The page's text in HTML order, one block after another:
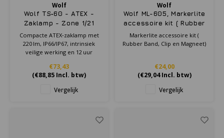
Wolf
Wolf TS‑60 - ATEX -
Zaklamp - Zone 1/21
Compacte ATEX‑zaklamp met
220 lm, IP66/IP67, intrinsiek
veilige werking en 12 uur
€73,43
(€88,85 Incl. btw)
Vergelijk
Wolf
Wolf ML-605, Markerlite
accessoire kit ( Rubber
Band, Clip en Magneet)
Markerlite accessoire kit (
Rubber Band, Clip en Magneet)
€24,00
(€29,04Incl. btw)
Vergelijk